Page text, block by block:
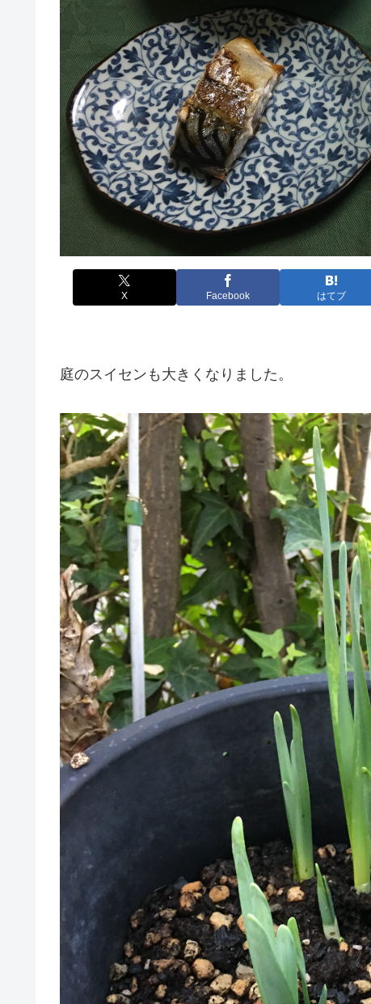
X Facebook はてブ
庭のスイセンも大きくなりました。